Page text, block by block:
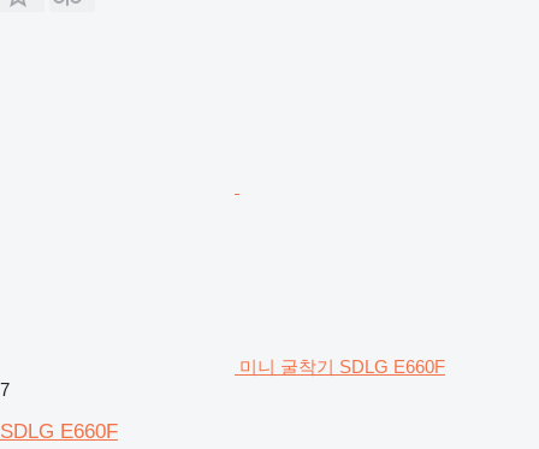
미니 굴착기 SDLG E660F
7
SDLG E660F